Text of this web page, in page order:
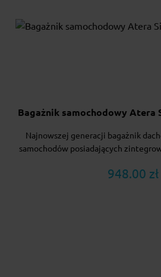
Bagażnik samochodowy Atera
Najnowszej generacji bagażnik
samochodów posiadających
948.00 zł